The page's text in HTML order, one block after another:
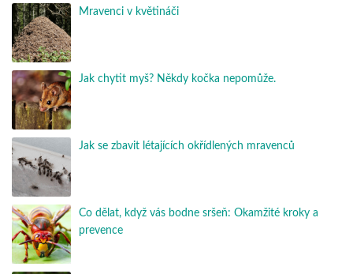
Mravenci v květináči
Jak chytit myš? Někdy kočka nepomůže.
Jak se zbavit létajících okřídlených mravenců
Co dělat, když vás bodne sršeň: Okamžité kroky a
prevence